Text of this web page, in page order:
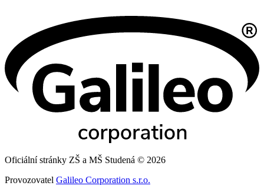
Oficiální stránky ZŠ a MŠ Studená © 2026
Provozovatel Galileo Corporation s.r.o.